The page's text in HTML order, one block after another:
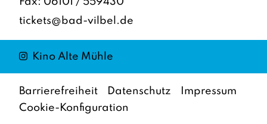
tickets@bad-vilbel.de
Instagram
Kino Alte Mühle
Barrierefreiheit Datenschutz
Impressum
Cookie-Konfiguration